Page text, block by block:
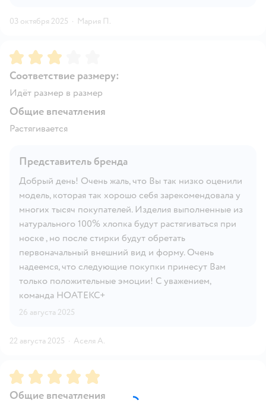
03 октября 2025 · Мария П.
Рейтинг:3
Соответствие размеру:
Идёт размер в размер
Общие впечатления
Растягивается
Представитель бренда
Добрый день! Очень жаль, что Вы так низко оценили
модель, которая так хорошо себя зарекомендовала у
многих тысяч покупателей. Изделия выполненные из
натурального 100% хлопка будут растягиваться при
носке , но после стирки будут обретать
первоначальный внешний вид и форму. Очень
надеемся, что следующие покупки принесут Вам
только положительные эмоции! С уважением,
команда НОАТЕКС+
26 августа 2025
22 августа 2025 · Аселя А.
Рейтинг:5
Общие впечатления